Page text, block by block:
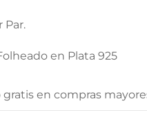
Par.
en Plata 925
gratis en compras